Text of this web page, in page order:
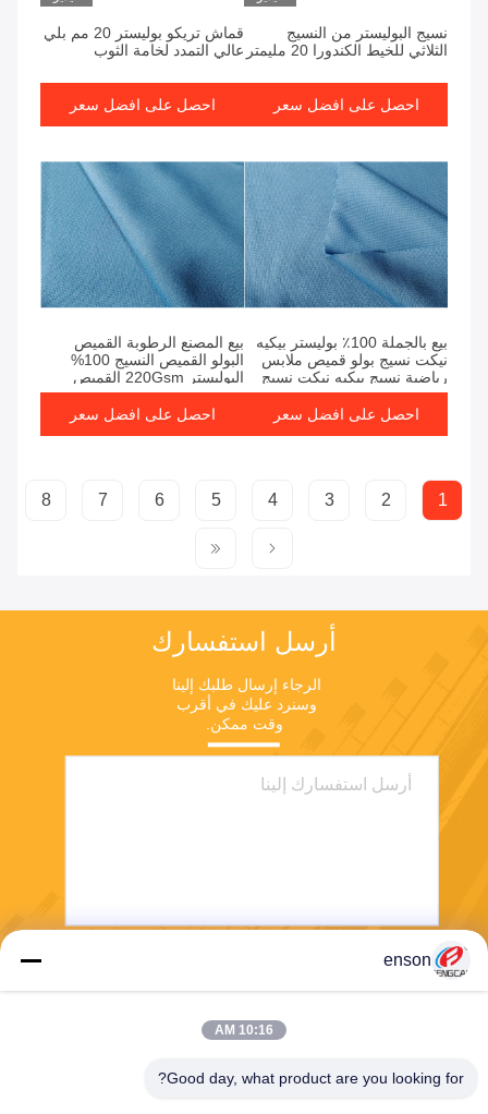
نسيج البوليستر من النسيج
الثلاثي للخيط الكندورا 20 مليمتر
احصل على افضل سعر
قماش تريكو بوليستر 20 مم بلي
عالي التمدد لخامة الثوب
احصل على افضل سعر
بيع بالجملة 100٪ بوليستر بيكيه
نيكت نسيج بولو قميص ملابس
رياضية نسيج بيكيه نيكت نسيج
احصل على افضل سعر
بيع المصنع الرطوبة القميص
البولو القميص النسيج 100%
البوليستر 220Gsm القميص
البولو قميص بيكي النسيج الضلع
الخيط قميص بيكي
احصل على افضل سعر
1
2
3
4
5
6
7
8
أرسل استفسارك
وقت ممكن.
enson
10:16 AM
Good day, what product are you looking for?